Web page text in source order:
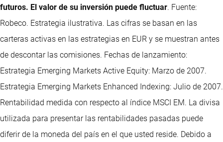
futuros. El valor de su inversión puede fluctuar. Fuente:
Robeco. Estrategia ilustrativa. Las cifras se basan en las
carteras activas en las estrategias en EUR y se muestran antes
de descontar las comisiones. Fechas de lanzamiento:
Estrategia Emerging Markets Active Equity: Marzo de 2007.
Estrategia Emerging Markets Enhanced Indexing: Julio de 2007.
Rentabilidad medida con respecto al índice MSCI EM. La divisa
utilizada para presentar las rentabilidades pasadas puede
diferir de la moneda del país en el que usted reside. Debido a